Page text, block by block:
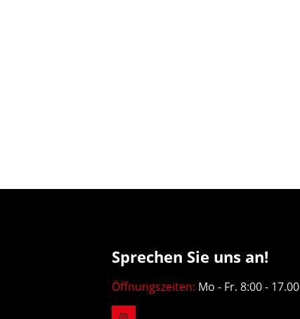
Sprechen Sie uns an!
Öffnungszeiten: Mo - Fr. 8:00 - 17.00